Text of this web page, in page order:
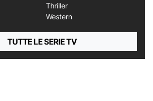
Thriller
Western
TUTTE LE SERIE TV